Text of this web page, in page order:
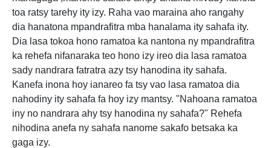
toa ratsy tarehy ity izy. Raha vao maraina aho rangahy
dia hanatona mpandrafitra mba hanalama ity sahafa ity.
Dia lasa tokoa hono ramatoa ka nantona ny mpandrafitra
ka rehefa nifanaraka teo hono izy ireo dia lasa ramatoa
sady nandrara fatratra azy tsy hanodina ity sahafa.
Kanefa inona hoy ianareo fa tsy vao lasa ramatoa dia
nahodiny ity sahafa fa hoy izy mantsy. "Nahoana ramatoa
iny no nandrara ahy tsy hanodina ny sahafa?" Rehefa
nihodina anefa ny sahafa nanome sakafo betsaka ka
gaga izy.